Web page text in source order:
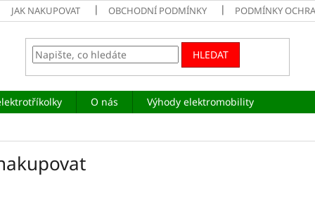
JAK NAKUPOVAT OBCHODNÍ PODMÍNKY PODMÍNKY
HLEDAT
O nás
Výhody elektromobility